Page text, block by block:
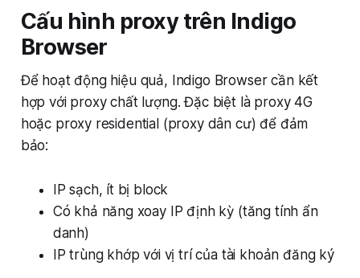
Cấu hình proxy trên Indigo
Browser
Để hoạt động hiệu quả, Indigo Browser cần kết
hợp với proxy chất lượng. Đặc biệt là proxy 4G
hoặc proxy residential (proxy dân cư) để đảm
bảo:
IP sạch, ít bị block
Có khả năng xoay IP định kỳ (tăng tính ẩn
danh)
IP trùng khớp với vị trí của tài khoản đăng ký